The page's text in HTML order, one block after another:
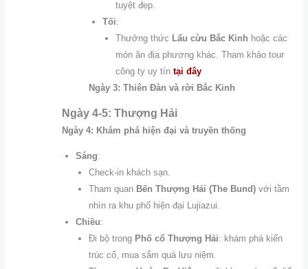
tuyệt đẹp.
Tối:
Thưởng thức Lẩu cừu Bắc Kinh hoặc các
món ăn địa phương khác. Tham khảo tour
công ty uy tín tại đây
Ngày 3: Thiên Đàn và rời Bắc Kinh
Ngày 4-5: Thượng Hải
Ngày 4: Khám phá hiện đại và truyền thống
Sáng:
Check-in khách sạn.
Tham quan Bến Thượng Hải (The Bund) với tầm
nhìn ra khu phố hiện đại Lujiazui.
Chiều:
Đi bộ trong Phố cổ Thượng Hải: khám phá kiến
trúc cổ, mua sắm quà lưu niệm.